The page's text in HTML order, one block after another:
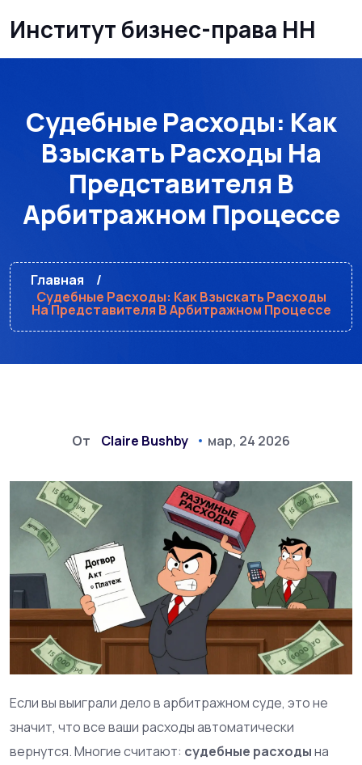
Институт бизнес-права НН
Судебные Расходы: Как
Взыскать Расходы На
Представителя В
Арбитражном Процессе
Главная
Судебные Расходы: Как Взыскать Расходы
На Представителя В Арбитражном Процессе
От Claire Bushby мар, 24 2026
Если вы выиграли дело в арбитражном суде, это не
значит, что все ваши расходы автоматически
вернутся. Многие считают: судебные расходына